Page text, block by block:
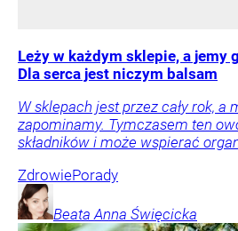
Leży w każdym sklepie, a jemy
Dla serca jest niczym balsam
W sklepach jest przez cały rok, a
zapominamy. Tymczasem ten
składników i może wspierać
ZdrowiePorady
Beata Anna Święcicka